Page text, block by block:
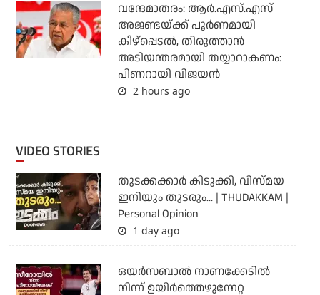
വന്ദേമാതരം: ആര്‍.എസ്.എസ്
അജണ്ടയ്ക്ക് പൂര്‍ണമായി
കീഴ്‌പ്പെടല്‍, തിരുത്താന്‍
അടിയന്തരമായി തയ്യാറാകണം:
പിണറായി വിജയന്‍
2 hours ago
VIDEO STORIES
തുടക്കക്കാര്‍ കിടുക്കി, വിസ്മയ
ഇനിയും തുടരും... | THUDAKKAM |
Personal Opinion
1 day ago
ഒയര്‍സബാൽ നാണക്കേടിൽ
നിന്ന് ഉയിർത്തെഴുന്നേറ്റ